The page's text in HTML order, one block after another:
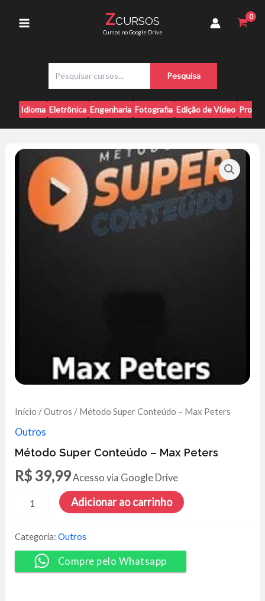
Menu
ZCURSOS
Cursos no Google Drive
s
q
u
i
a
r
Pesquisa
Idioma Eletrônica Engenharia Fotografia Edição de Vídeo
Início /Outros / Método Super Conteúdo – Max Peters
Outros
Método Super Conteúdo – Max Peters
R$ 39,99Acesso via Google Drive
Super
-
Max
Peters
quantidade
Adicionar ao carrinho
Categoria:Outros
Compre pelo Whatsapp
Max